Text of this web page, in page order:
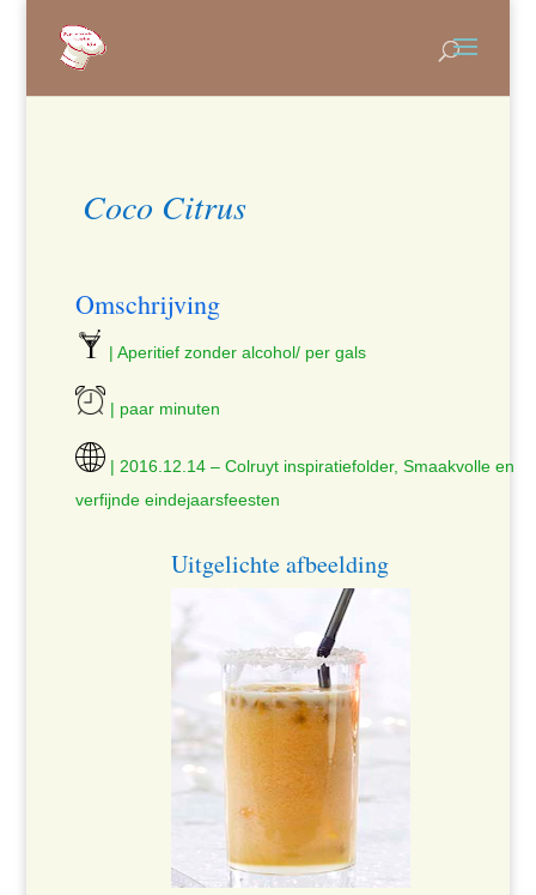
Coco Citrus
Omschrijving
| Aperitief zonder alcohol/ per gals
| paar minuten
| 2016.12.14 – Colruyt inspiratiefolder, Smaakvolle en
verfijnde eindejaarsfeesten
Uitgelichte afbeelding